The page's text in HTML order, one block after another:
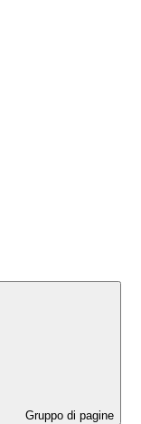
Gruppo di pagine